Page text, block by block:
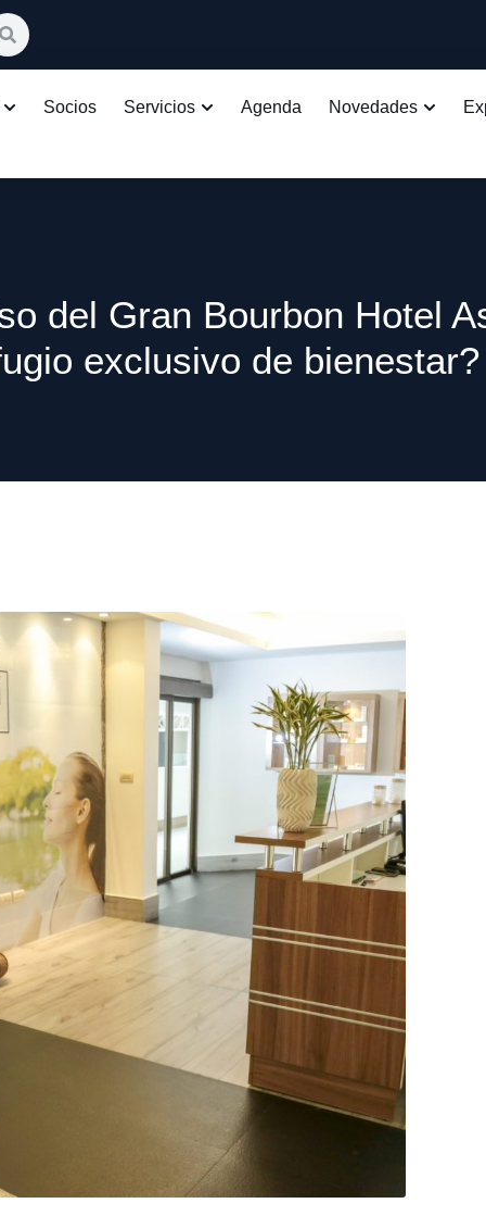
Socios Servicios Agenda Novedades
del Gran Bourbon Hotel
exclusivo de bienestar?